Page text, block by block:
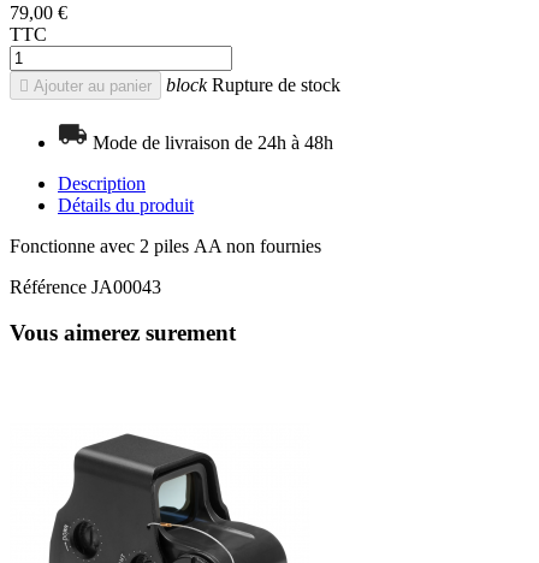
79,00 €
TTC
 Ajouter au panier blockRupture de stock
Mode de livraison de 24h à 48h
Description
Détails du produit
Fonctionne avec 2 piles AA non fournies
Référence JA00043
Vous aimerez surement